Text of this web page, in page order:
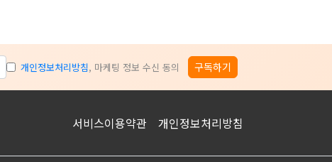
개인정보처리방침, 마케팅 정보 수신 동의 구독하기
서비스이용약관 개인정보처리방침